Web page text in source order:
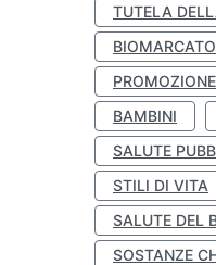
TUTELA
BAMBINI
SALUTE
STILI DI VITA
SALUTE DEL
SOSTANZE